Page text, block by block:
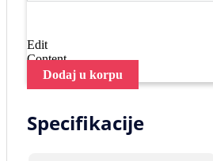
Edit
Content
Dodaj u korpu
Specifikacije